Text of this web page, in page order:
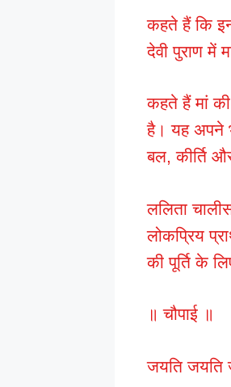
कहते हैं कि
देवी पुराण में
कहते हैं मां
है। यह अपने
बल, कीर्ति
ललिता
लोकप्रिय
की पूर्ति के
॥ चौपाई ॥
जयति जयति